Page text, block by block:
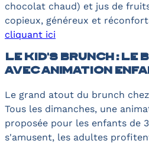
chocolat chaud) et jus de
copieux, généreux et
cliquant ici
Le Kid's Brunch :
avec animation
Le grand atout du brunch
Tous les dimanches, une
proposée pour les enfants de
s'amusent, les adultes